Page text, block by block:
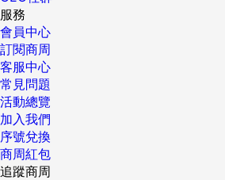
服務
會員中心
訂閱商周
客服中心
常見問題
活動總覽
加入我們
序號兌換
商周紅包
追蹤商周